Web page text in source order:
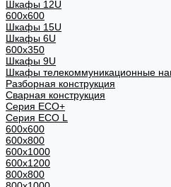
Шкафы 12U
600x600
Шкафы 15U
Шкафы 6U
600x350
Шкафы 9U
Шкафы телекоммуникационные
Разборная конструкция
Сварная конструкция
Серия ECO+
Серия ECO L
600x600
600x800
600х1000
600х1200
800x800